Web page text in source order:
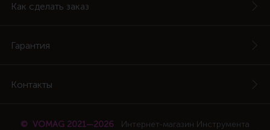
Как сделать заказ
Гарантия
Контакты
© VOMAG 2021—2026
Интернет-магазин Инструмента